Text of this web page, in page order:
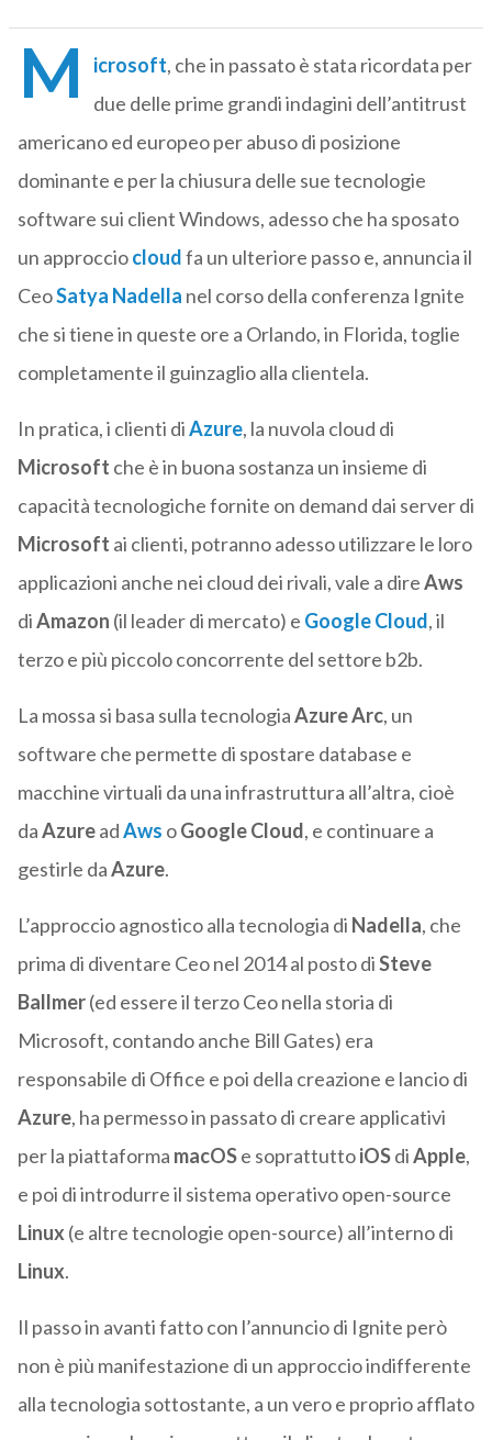
M icrosoft, che in passato è stata ricordata per
due delle prime grandi indagini dell’antitrust
americano ed europeo per abuso di posizione
dominante e per la chiusura delle sue tecnologie
software sui client Windows, adesso che ha sposato
un approcciocloudfa un ulteriore passo e, annuncia il
CeoSatya Nadella nel corso della conferenza Ignite
che si tiene in queste ore a Orlando, in Florida, toglie
completamente il guinzaglio alla clientela.
In pratica, i clienti diAzure, la nuvola cloud di
Microsoft che è in buona sostanza un insieme di
capacità tecnologiche fornite on demand dai server di
Microsoft ai clienti, potranno adesso utilizzare le loro
applicazioni anche nei cloud dei rivali, vale a direAws
diAmazon (il leader di mercato) e GoogleCloud, il
terzo e più piccolo concorrente del settore b2b.
La mossa si basa sulla tecnologiaAzureArc, un
software che permette di spostare database e
macchine virtuali da una infrastruttura all’altra, cioè
daAzureadAws oGoogle Cloud, e continuare a
gestirle daAzure.
L’approccio agnostico alla tecnologia di Nadella, che
prima di diventare Ceo nel 2014 al posto diSteve
Ballmer(ed essere il terzo Ceo nella storia di
Microsoft, contando anche Bill Gates) era
responsabile di Office e poi della creazione e lancio di
Azure, ha permesso in passato di creare applicativi
per la piattaforma macOSe soprattuttoiOSdiApple,
e poi di introdurre il sistema operativo open-source
Linux(e altre tecnologie open-source) all’interno di
Linux.
Il passo in avanti fatto con l’annuncio di Ignite però
non è più manifestazione di un approccio indifferente
alla tecnologia sottostante, a un vero e proprio afflato